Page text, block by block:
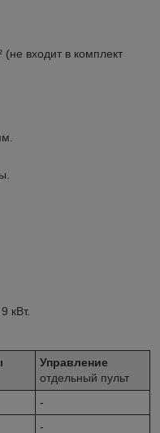
входит в комплект
кВт.
Управление
отдельный пульт
-
-